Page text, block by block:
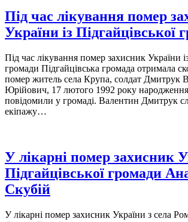
Під час лікування помер
України із Підгайцівської
Під час лікування помер захисник України
громади Підгайцівська громада отримала
помер житель села Крупа, солдат Дмитрук
Юрійович, 17 лютого 1992 року
повідомили у громаді. Валентин Дмитрук
екіпажу…
У лікарні помер захисник
Підгайцівської громади
Скубій
У лікарні помер захисник України з села